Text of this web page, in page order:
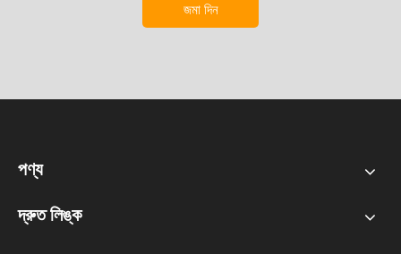
জমা দিন
পণ্য
দ্রুত লিঙ্ক